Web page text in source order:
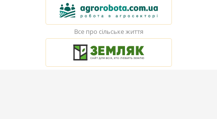
Все про сільське життя